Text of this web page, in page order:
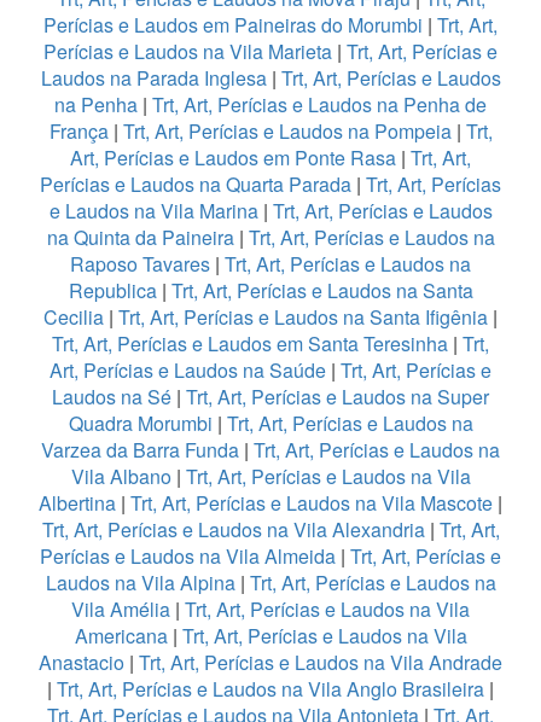
Perícias e Laudos em Paineiras do Morumbi | Trt, Art,
Perícias e Laudos na Vila Marieta | Trt, Art, Perícias e
Laudos na Parada Inglesa | Trt, Art, Perícias e Laudos
na Penha | Trt, Art, Perícias e Laudos na Penha de
França | Trt, Art, Perícias e Laudos na Pompeia| Trt,
Art, Perícias e Laudos em Ponte Rasa | Trt, Art,
Perícias e Laudos na Quarta Parada | Trt, Art, Perícias
e Laudos na Vila Marina| Trt, Art, Perícias e Laudos
na Quinta da Paineira| Trt, Art, Perícias e Laudos na
Raposo Tavares | Trt, Art, Perícias e Laudos na
Republica| Trt, Art, Perícias e Laudos na Santa
Cecilia | Trt, Art, Perícias e Laudos na Santa Ifigênia |
Trt, Art, Perícias e Laudos em Santa Teresinha | Trt,
Art, Perícias e Laudos na Saúde | Trt, Art, Perícias e
Laudos na Sé | Trt, Art, Perícias e Laudos na Super
Quadra Morumbi | Trt, Art, Perícias e Laudos na
Varzea da Barra Funda | Trt, Art, Perícias e Laudos na
Vila Albano| Trt, Art, Perícias e Laudos na Vila
Albertina | Trt, Art, Perícias e Laudos na Vila Mascote |
Trt, Art, Perícias e Laudos na Vila Alexandria| Trt, Art,
Perícias e Laudos na Vila Almeida | Trt, Art, Perícias e
Laudos na Vila Alpina | Trt, Art, Perícias e Laudos na
Vila Amélia | Trt, Art, Perícias e Laudos na Vila
Americana| Trt, Art, Perícias e Laudos na Vila
Anastacio | Trt, Art, Perícias e Laudos na Vila Andrade
| Trt, Art, Perícias e Laudos na Vila Anglo Brasileira |
Trt, Art, Perícias e Laudos na Vila Antonieta | Trt, Art,